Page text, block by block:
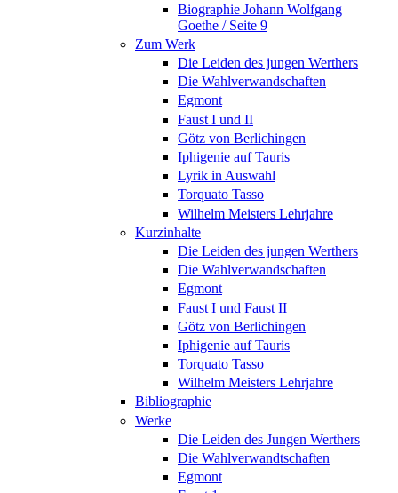
Biographie Johann Wolfgang
Goethe / Seite 9
Zum Werk
Die Leiden des jungen Werthers
Die Wahlverwandschaften
Egmont
Faust I und II
Götz von Berlichingen
Iphigenie auf Tauris
Lyrik in Auswahl
Torquato Tasso
Wilhelm Meisters Lehrjahre
Kurzinhalte
Die Leiden des jungen Werthers
Die Wahlverwandschaften
Egmont
Faust I und Faust II
Götz von Berlichingen
Iphigenie auf Tauris
Torquato Tasso
Wilhelm Meisters Lehrjahre
Bibliographie
Werke
Die Leiden des Jungen Werthers
Die Wahlverwandtschaften
Egmont